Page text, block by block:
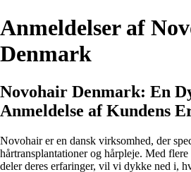
Anmeldelser af
Denmark
Novohair Denmark: En
Anmeldelse af Kundens
Novohair er en dansk virksomhed, der
hårtransplantationer og hårpleje. Med
deler deres erfaringer, vil vi dykke ned i,